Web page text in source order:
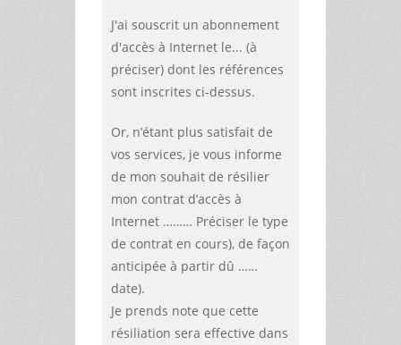
J'ai souscrit un abonnement
d'accès à Internet le... (à
préciser) dont les références
sont inscrites ci-dessus.
Or, n’étant plus satisfait de
vos services, je vous informe
de mon souhait de résilier
mon contrat d’accès à
Internet ……… Préciser le type
de contrat en cours), de façon
anticipée à partir dû ……
date).
Je prends note que cette
résiliation sera effective dans